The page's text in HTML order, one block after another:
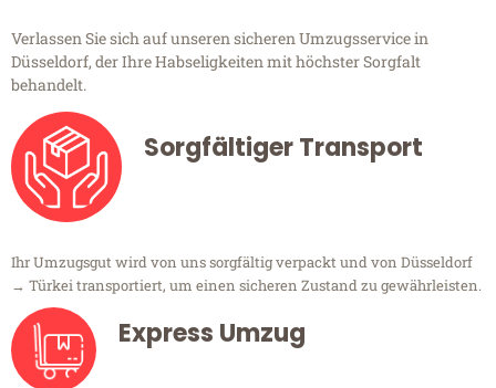
Verlassen Sie sich auf unseren sicheren Umzugsservice in
Düsseldorf, der Ihre Habseligkeiten mit höchster Sorgfalt
behandelt.
Sorgfältiger Transport
Ihr Umzugsgut wird von uns sorgfältig verpackt und von Düsseldorf
→ Türkei transportiert, um einen sicheren Zustand zu gewährleisten.
Express Umzug